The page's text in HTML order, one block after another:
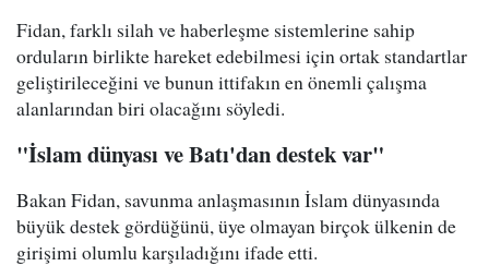
Fidan, farklı silah ve haberleşme sistemlerine sahip
orduların birlikte hareket edebilmesi için ortak standartlar
geliştirileceğini ve bunun ittifakın en önemli çalışma
alanlarından biri olacağını söyledi.
"İslam dünyası ve Batı'dan destek var"
Bakan Fidan, savunma anlaşmasının İslam dünyasında
büyük destek gördüğünü, üye olmayan birçok ülkenin de
girişimi olumlu karşıladığını ifade etti.